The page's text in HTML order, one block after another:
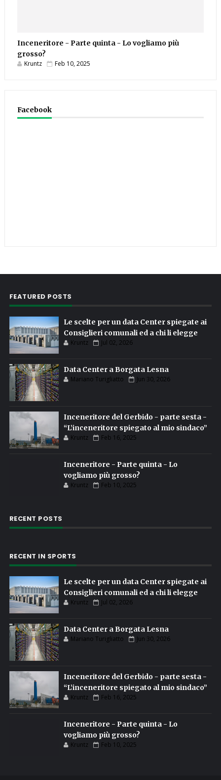
Inceneritore - Parte quinta - Lo vogliamo più
grosso?
Kruntz Feb 10, 2025
Facebook
FEATURED POSTS
Le scelte per un data Center spiegate ai
Consiglieri comunali ed a chi li elegge
Kruntz Jul 02, 2026
Data Center a Borgata Lesna
Mariano Turigliatto Jun 30, 2026
Inceneritore del Gerbido - parte sesta -
“L’inceneritore spiegato al mio sindaco”
Kruntz Feb 16, 2025
Inceneritore - Parte quinta - Lo
vogliamo più grosso?
Kruntz Feb 10, 2025
RECENT POSTS
RECENT IN SPORTS
Le scelte per un data Center spiegate ai
Consiglieri comunali ed a chi li elegge
Kruntz Jul 02, 2026
Data Center a Borgata Lesna
Mariano Turigliatto Jun 30, 2026
Inceneritore del Gerbido - parte sesta -
“L’inceneritore spiegato al mio sindaco”
Kruntz Feb 16, 2025
Inceneritore - Parte quinta - Lo
vogliamo più grosso?
Kruntz Feb 10, 2025